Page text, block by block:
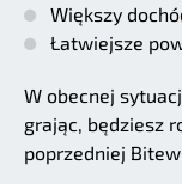
Większy
Łatwiejsze
W obecnej
grając, będziesz
poprzedniej